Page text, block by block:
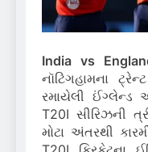
India vs
નૉટિંગહામના
રમાયેલી ઈંગ્લેન્ડ
T20I સીરિઝની
મોટા અંતરથી